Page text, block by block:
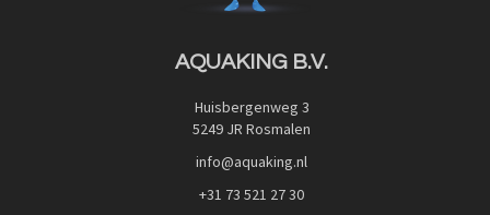
JPD Japan Pet Design
AQUAKING B.V.
Huisbergenweg 3
5249 JR Rosmalen
info@aquaking.nl
+31 73 521 27 30